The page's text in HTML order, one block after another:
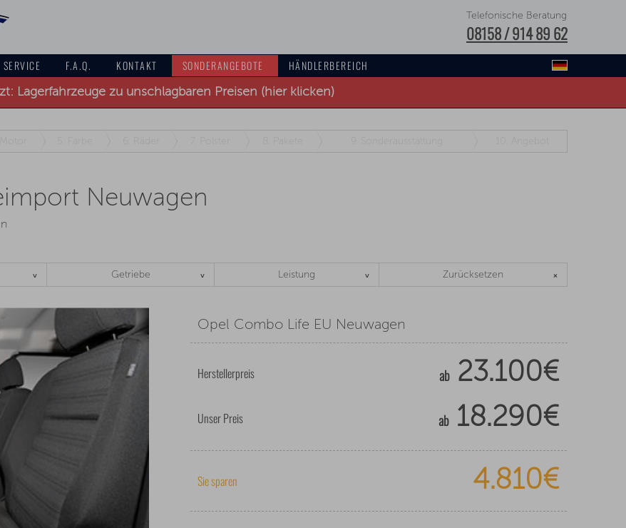
Telefonische Beratung
08158 / 914 89 62
SERVICE F.A.Q. KONTAKT SONDERANGEBOTE HÄNDLERBEREICH
Lagerfahrzeuge zu unschlagbaren Preisen (hier klicken)
Neuwagen
Getriebe Leistung Zurücksetzen
Opel Combo Life EU Neuwagen
Herstellerpreis ab23.100€
Unser Preis ab18.290€
Sie sparen 4.810€